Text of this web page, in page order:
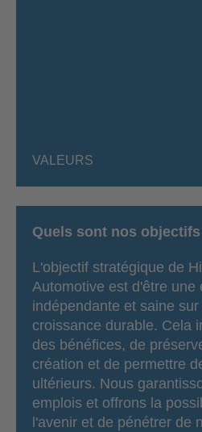
VALEURS
Quels sont nos
L'objectif stratégique de
Automotive est d'être une
indépendante et saine
croissance durable. Cela
des bénéfices, de
création et de permettre
ultérieurs. Nous
emplois et offrons la
l'avenir et de pénétrer de